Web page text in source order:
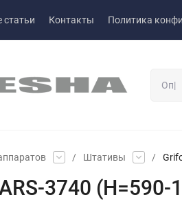
статьи Контакты Политика
/ Штативы /
3740 (H=590-